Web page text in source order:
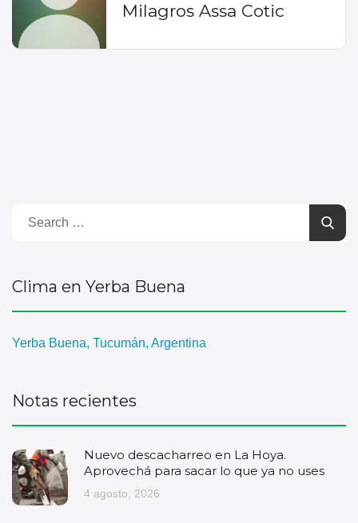
Milagros Assa Cotic
Clima en Yerba Buena
Yerba Buena, Tucumán, Argentina
Notas recientes
Nuevo descacharreo en La Hoya.
Aprovechá para sacar lo que ya no uses
4 agosto, 2026